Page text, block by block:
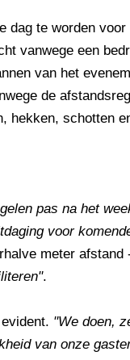
dag te worden
vanwege een
van het
de
hekken, schotten
pas na het
voor
meter afstand
.
"We doen,
van onze